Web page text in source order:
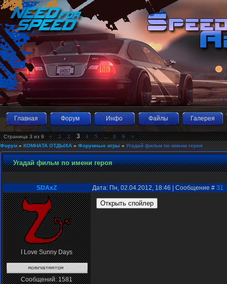
Главная Форум Инфо Файлы Галерея
Страница3из9 « 1 2 3 4 5 … 8 9
»
Форум » КОМНАТА ОТДЫХА » Форумные игры » Угадай фильм по имени героя
Угадай фильм по имени героя
SDAxZ Дата: Пн, 02.04.2012, 18:46 | Сообщение # 31
I Love Sunny Days
Сообщений:1581